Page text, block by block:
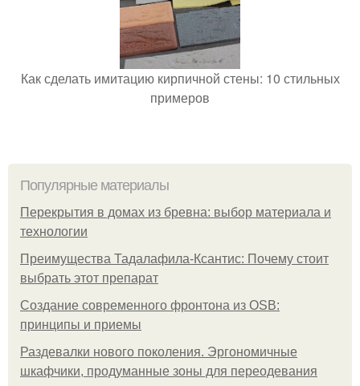
Как сделать имитацию кирпичной стены: 10 стильных
примеров
Популярные материалы
Перекрытия в домах из бревна: выбор материала и
технологии
Преимущества Тадалафила-Ксантис: Почему стоит
выбрать этот препарат
Создание современного фронтона из OSB:
принципы и приемы
Раздевалки нового поколения. Эргономичные
шкафчики, продуманные зоны для переодевания